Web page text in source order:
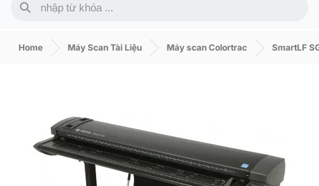
Home Máy Scan Tài Liệu Máy scan Colortrac SmartLF